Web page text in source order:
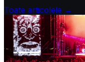
Toate articolele →